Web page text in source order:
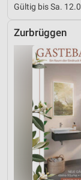
Gültig bis Sa.
Zurbrüggen
Partnerliste
IAB-
Speichern
auf einem
Verwendung
Werbeanzeigen
Erstellung
Werbung
Verwendung
personalisierter